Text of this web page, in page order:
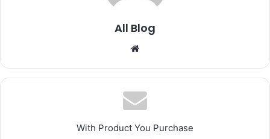
All Blog
Website
With Product You Purchase